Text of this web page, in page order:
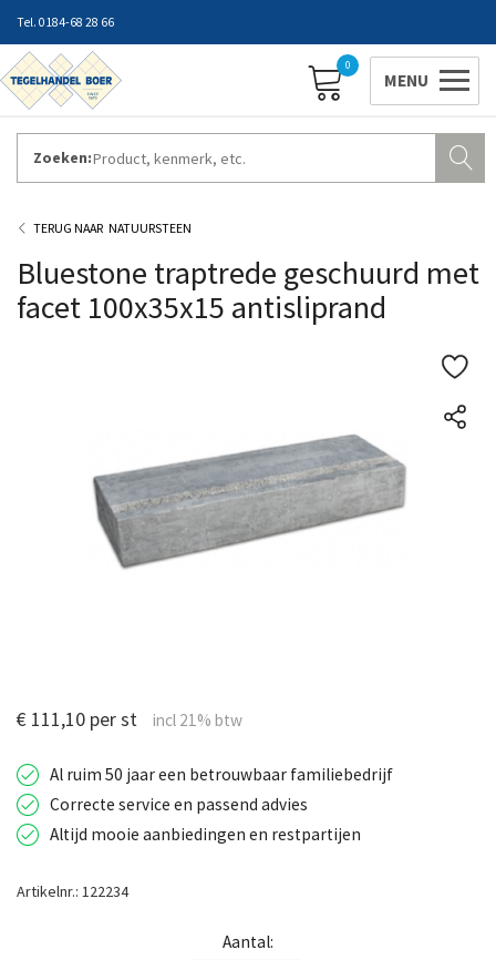
0184-68 28 66
0
Zoeken:
ZAKELIJK INLOGGEN
NATUURSTEEN
Bluestone traptrede geschuurd met
facet 100x35x15 antisliprand
€ 111,10 per st
Al ruim 50 jaar een betrouwbaar familiebedrijf
Correcte service en passend advies
Altijd mooie aanbiedingen en restpartijen
Artikelnr.: 122234
Aantal: